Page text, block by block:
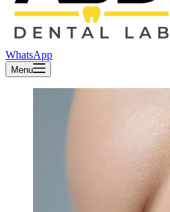
WhatsApp
Menu